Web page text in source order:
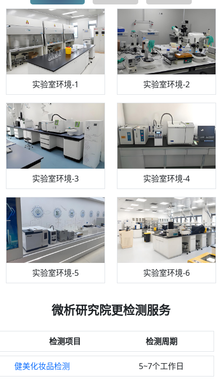
实验室环境-1 实验室环境-2
实验室环境-3 实验室环境-4
实验室环境-5 实验室环境-6
机构质检技术员-1 机构质检技术员-2
机构质检技术员-3 机构质检技术员-4
机构质检技术员-5 机构质检技术员-6
步入式恒温恒湿试验箱 电感耦合等离子体光谱仪
高效液相色谱仪 流式细胞仪
气相色谱仪 万能力学试验仪
微析研究院更检测服务
检测项目 检测周期
健美化妆品检测 5~7个工作日